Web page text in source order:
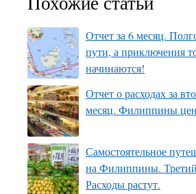
Отчет за 6 месяц.
пути, а приключения
начинаются!
Отчет о расходах за
месяц. Филиппины
Самостоятельное
на Филиппины.
Расходы растут.